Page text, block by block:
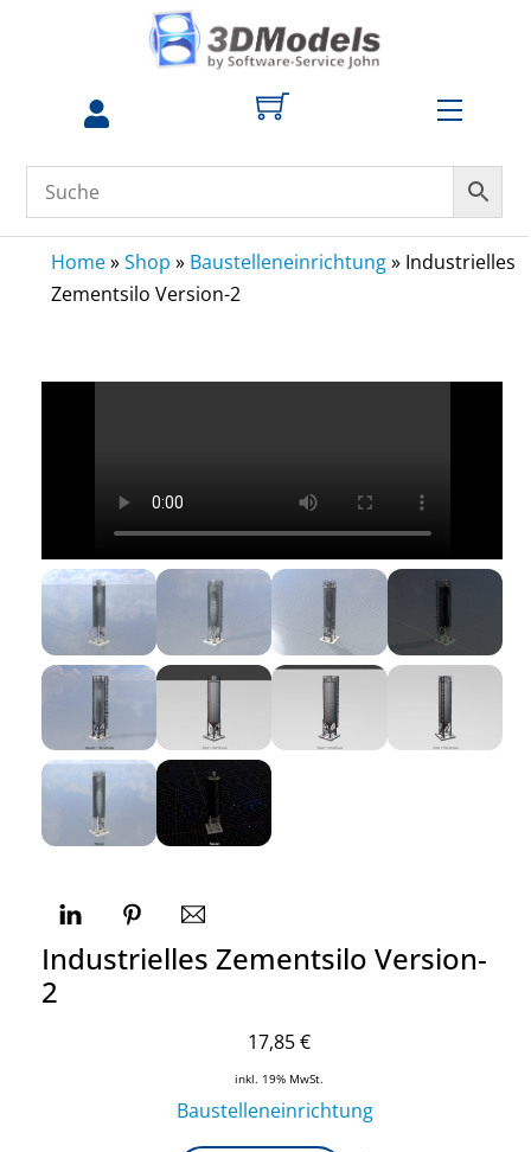
zum
Menu
Home»Shop » Baustelleneinrichtung» Industrielles
Zementsilo Version-2
Industrielles Zementsilo Version-
2
17,85€
inkl. 19% MwSt.
Baustelleneinrichtung